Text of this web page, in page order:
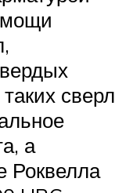
сверл
а
Роквелла